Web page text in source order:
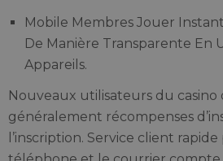
Mobile Membres Jouer
De Manière Transparente En
Appareils.
Nouveaux utilisateurs du
généralement récompenses
l’inscription. Service client